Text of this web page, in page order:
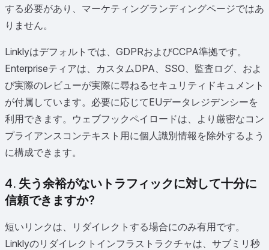
する必要があり、マーケティングランディングページではあ
りません。
Linklyはデフォルトでは、GDPRおよびCCPA準拠です。
Enterpriseティアは、カスタムDPA、SSO、監査ログ、およ
び実際のレビューが実際に尋ねるセキュリティドキュメント
が付属しています。必要に応じてEUデータレジデンシーを
利用できます。ウェブフックペイロードは、より厳密なコン
プライアンスコンテキスト用に個人識別情報を除外するよう
に構成できます。
4. 失う余裕がないトラフィックに対して十分に
信頼できますか?
短いリンクは、リダイレクトする場合にのみ有用です。
Linklyのリダイレクトインフラストラクチャは、サブミリ秒